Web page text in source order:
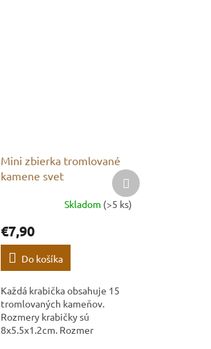
Mini zbierka tromlované
kamene svet
Skladom (>5 ks)
€7,90
Do košíka
Každá krabička obsahuje 15
tromlovaných kameňov.
Rozmery krabičky sú
8x5.5x1.2cm. Rozmer
Ďalší
produkt